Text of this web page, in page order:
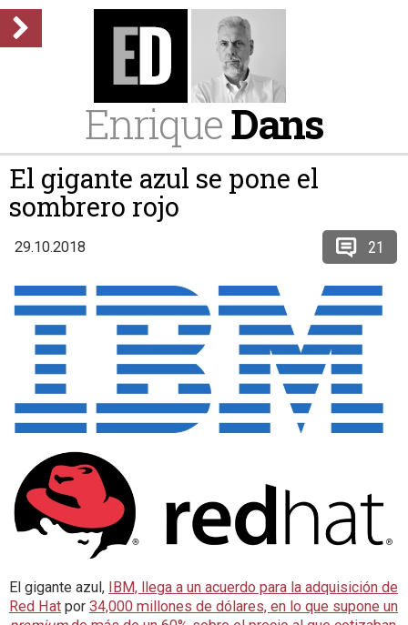
EnriqueDans
El gigante azul se pone el
sombrero rojo
29.10.2018 21
El gigante azul,
IBM, llega a un acuerdo para la adquisición de
Red Hat por 34,000 millones de dólares, en lo que supone un